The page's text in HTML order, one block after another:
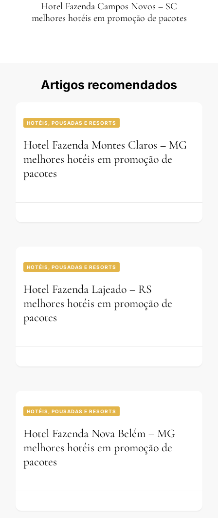
Hotel Fazenda Campos Novos – SC
melhores hotéis em promoção de pacotes
Artigos recomendados
HOTÉIS, POUSADAS E RESORTS
Hotel Fazenda Montes Claros – MG
melhores hotéis em promoção de
pacotes
HOTÉIS, POUSADAS E RESORTS
Hotel Fazenda Lajeado – RS
melhores hotéis em promoção de
pacotes
HOTÉIS, POUSADAS E RESORTS
Hotel Fazenda Nova Belém – MG
melhores hotéis em promoção de
pacotes